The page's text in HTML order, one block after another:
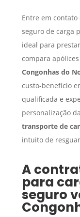
Entre em contato
seguro de carga
ideal para
compara
Congonhas do
custo-benefício
qualificada e
personalização
transporte de
intuito de
A
para
seguro